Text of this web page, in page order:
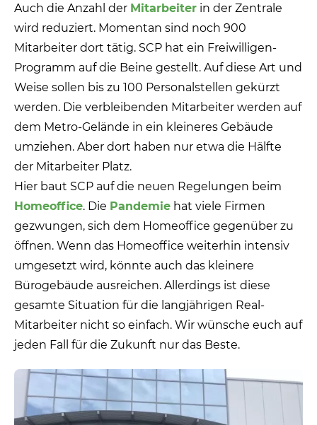
Auch die Anzahl der Mitarbeiter in der Zentrale
wird reduziert. Momentan sind noch 900
Mitarbeiter dort tätig. SCP hat ein Freiwilligen-
Programm auf die Beine gestellt. Auf diese Art und
Weise sollen bis zu 100 Personalstellen gekürzt
werden. Die verbleibenden Mitarbeiter werden auf
dem Metro-Gelände in ein kleineres Gebäude
umziehen. Aber dort haben nur etwa die Hälfte
der Mitarbeiter Platz.
Hier baut SCP auf die neuen Regelungen beim
Homeoffice. Die Pandemie hat viele Firmen
gezwungen, sich dem Homeoffice gegenüber zu
öffnen. Wenn das Homeoffice weiterhin intensiv
umgesetzt wird, könnte auch das kleinere
Bürogebäude ausreichen. Allerdings ist diese
gesamte Situation für die langjährigen Real-
Mitarbeiter nicht so einfach. Wir wünsche euch auf
jeden Fall für die Zukunft nur das Beste.